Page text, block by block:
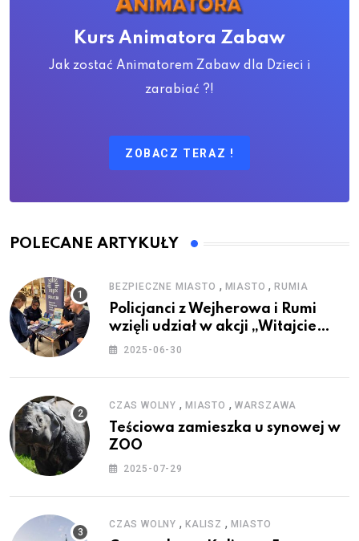
Kurs Animatora Zabaw
Jak zostać Animatorem Zabaw dla Dzieci i
zarabiać ?!
ZOBACZ TERAZ !
POLECANE ARTYKUŁY
BEZPIECZNE MIASTO , MIASTO ,RUMIA
Policjanci z Wejherowa i Rumi
wzięli udział w akcji „Witajcie
Wakacje”
2025-06-30
CZAS WOLNY , MIASTO , WARSZAWA
Teściowa zamieszka u synowej w
ZOO
2025-07-29
CZAS WOLNY , KALISZ , MIASTO